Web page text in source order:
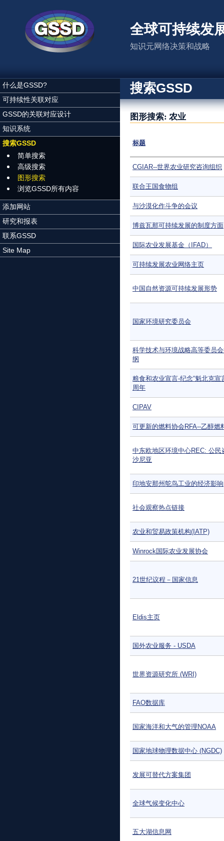
全球可持续发
知识元网络决策和战略
什么是GSSD?
可持续性关联对应
GSSD的关联对应设计
知识系统
搜索GSSD
简单搜索
高级搜索
图形搜索
浏览GSSD所有内容
添加网站
研究和报表
联系GSSD
Site Map
搜索GSSD
图形搜索: 农业
标题
CGIAR--世界农业研究咨询组织
联合王国食物组
与沙漠化作斗争的会议
博兹瓦那可持续发展的制度方面
国际农业发展基金（IFAD）
可持续发展农业网络主页
中国自然资源可持续发展形势
国家环境研究委员会
科学技术与环境战略高等委员
纲
粮食和农业宣言-纪念“魁北克宣
周年
CIPAV
可更新的燃料协会RFA--乙醇燃
中东欧地区环境中心REC: 公民
沙尼亚
印地安那州鸵鸟工业的经济影响
社会观察热点链接
农业和贸易政策机构(IATP)
Winrock国际农业发展协会
21世纪议程－国家信息
Eldis主页
国外农业服务 - USDA
世界资源研究所 (WRI)
FAO数据库
国家海洋和大气的管理NOAA
国家地球物理数据中心 (NGDC)
发展可替代方案集团
全球气候变化中心
五大湖信息网